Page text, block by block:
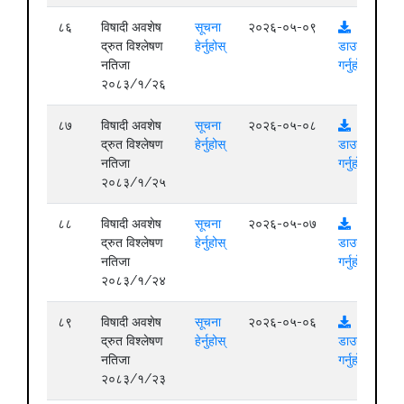
८६
विषादी अवशेष
द्रुत विश्लेषण
नतिजा
२०८३/१/२६
सूचना
हेर्नुहोस्
२०२६-०५-०९
डाउनलोड
गर्नुहोस्
८७
विषादी अवशेष
द्रुत विश्लेषण
नतिजा
२०८३/१/२५
सूचना
हेर्नुहोस्
२०२६-०५-०८
डाउनलोड
गर्नुहोस्
८८
विषादी अवशेष
द्रुत विश्लेषण
नतिजा
२०८३/१/२४
सूचना
हेर्नुहोस्
२०२६-०५-०७
डाउनलोड
गर्नुहोस्
८९
विषादी अवशेष
द्रुत विश्लेषण
नतिजा
२०८३/१/२३
सूचना
हेर्नुहोस्
२०२६-०५-०६
डाउनलोड
गर्नुहोस्